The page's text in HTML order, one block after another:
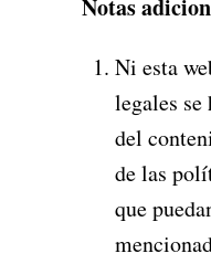
Notas
Ni esta
legales se
del
de las
que